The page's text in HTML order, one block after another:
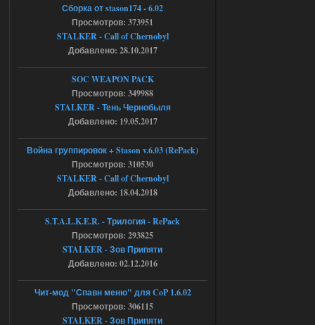
Объединенный Пак 2 + OGSR +
STCoP WP 3.4
Stalker-Mods-Clan-su
Доступно только для пользователей
Ответить ➤
04.08.2026
Объединенный Пак 2 + OGSR +
STCoP WP 3.4
16:48
Stalker-Mods-Clan-su
Доступно только для пользователей
Объединенный Пак 2 + OGSR +
STCoP WP 3.4
andreyforest1993
Сборка от stason174 - 6.02
Просмотров: 373951
STALKER - Call of Chernobyl
Добавлено: 28.10.2017
SOC WEAPON PACK
Просмотров: 349988
STALKER - Тень Чернобыля
Добавлено: 19.05.2017
Война группировок + Stason v.6.03 (RePack)
Просмотров: 310530
STALKER - Call of Chernobyl
Добавлено: 18.04.2018
S.T.A.L.K.E.R. - Трилогия - RePack
Просмотров: 293825
STALKER - Зов Припяти
Добавлено: 02.12.2016
Чит-мод "Спавн меню" для CoP 1.6.02
Просмотров: 306115
STALKER - Зов Припяти